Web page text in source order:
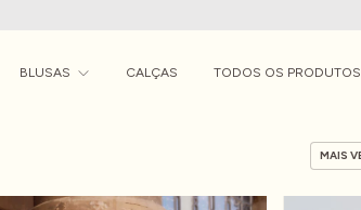
BLUSAS CALÇAS TODOS OS PRODUTOS